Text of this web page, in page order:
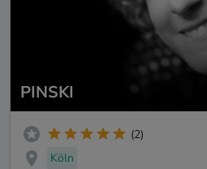
PINSKI
(2)
Köln